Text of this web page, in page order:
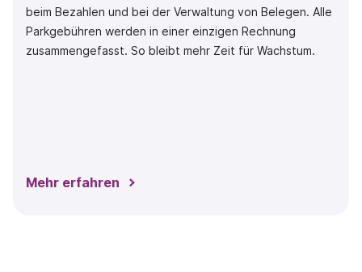
beim Bezahlen und bei der Verwaltung von Belegen. Alle
Parkgebühren werden in einer einzigen Rechnung
zusammengefasst. So bleibt mehr Zeit für Wachstum.
Mehr erfahren